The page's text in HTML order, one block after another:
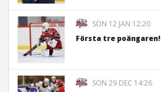
SÖN 12 JAN 12:20
Första tre poängaren!
SÖN 29 DEC 14:26